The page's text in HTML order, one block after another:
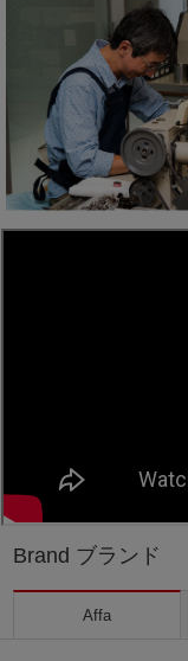
Brand ブランド
Affa